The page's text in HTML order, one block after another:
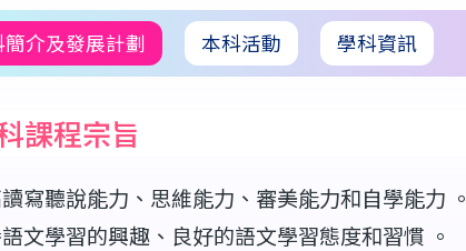
介及發展計劃 本科活動 學科資訊
課程宗旨
寫聽說能力、思維能力、審美能力和自學能力 。
文學習的興趣、良好的語文學習態度和習慣 。